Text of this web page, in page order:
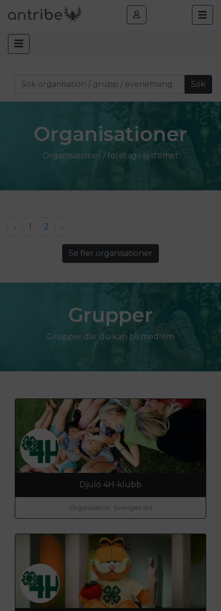
Sök
Organisationer
Organisationer / företag i systemet
‹ 1 2 ›
Se fler organisationer
Grupper
Grupper där du kan bli medlem
Djulö 4H-klubb
Organisation: Sveriges 4H